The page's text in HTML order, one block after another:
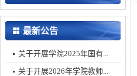
最新公告
关于开展学院2025年国有...
关于开展2026年学院教师...